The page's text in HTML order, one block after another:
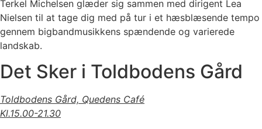
Terkel Michelsen glæder sig sammen med dirigent Lea
Nielsen til at tage dig med på tur i et hæsblæsende tempo
gennem bigbandmusikkens spændende og varierede
landskab.
Det Sker i Toldbodens Gård
Toldbodens Gård, Quedens Café
Kl.15.00-21.30